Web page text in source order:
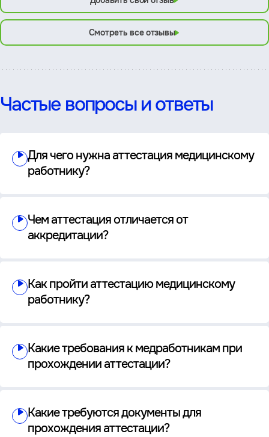
Смотреть все отзывы
Частые вопросы и ответы
Для чего нужна аттестация медицинскому
работнику?
Чем аттестация отличается от
аккредитации?
Как пройти аттестацию медицинскому
работнику?
Какие требования к медработникам при
прохождении аттестации?
Какие требуются документы для
прохождения аттестации?